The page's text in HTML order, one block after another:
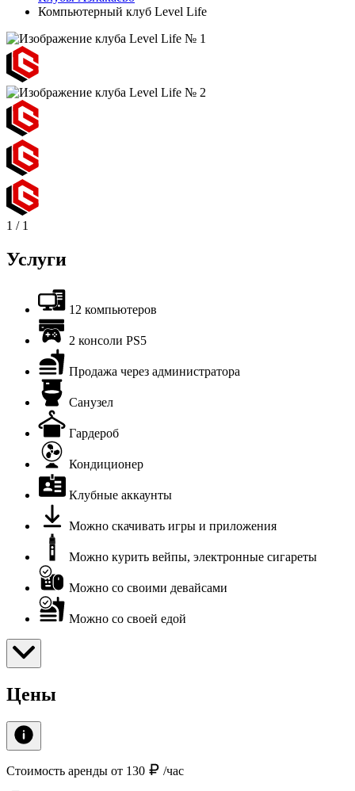
Компьютерный клуб Level Life
1 / 1
Услуги
12 компьютеров
2 консоли PS5
Продажа через администратора
Санузел
Гардероб
Кондиционер
Клубные аккаунты
Можно скачивать игры и приложения
Можно курить вейпы, электронные сигареты
Можно со своими девайсами
Можно со своей едой
Цены
Стоимость аренды от 130 /час